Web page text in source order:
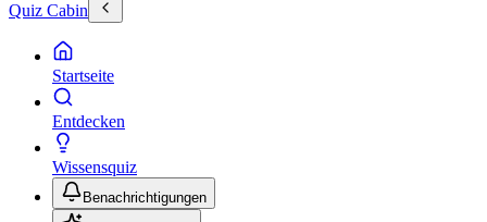
Quiz Cabin
Startseite
Entdecken
Wissensquiz
Benachrichtigungen